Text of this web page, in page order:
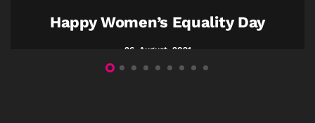
Happy Women’s Equality Day
26. August. 2021